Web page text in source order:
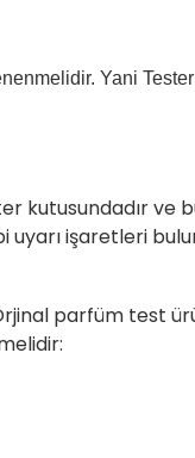
Yani
kutusundadır ve
işaretleri
parfüm test